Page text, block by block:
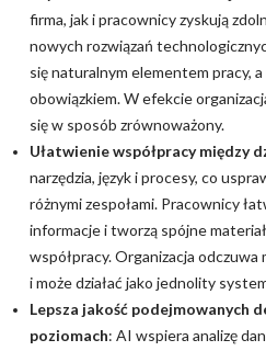
firma, jak i pracownicy zyskują
nowych rozwiązań
się naturalnym elementem pracy,
obowiązkiem. W efekcie
się w sposób zrównoważony.
Ułatwienie współpracy między
narzędzia, język i procesy, co
różnymi zespołami. Pracownicy
informacje i tworzą spójne
współpracy. Organizacja odczuwa
i może działać jako jednolity
Lepsza jakość podejmowanych
poziomach: AI wspiera analizę